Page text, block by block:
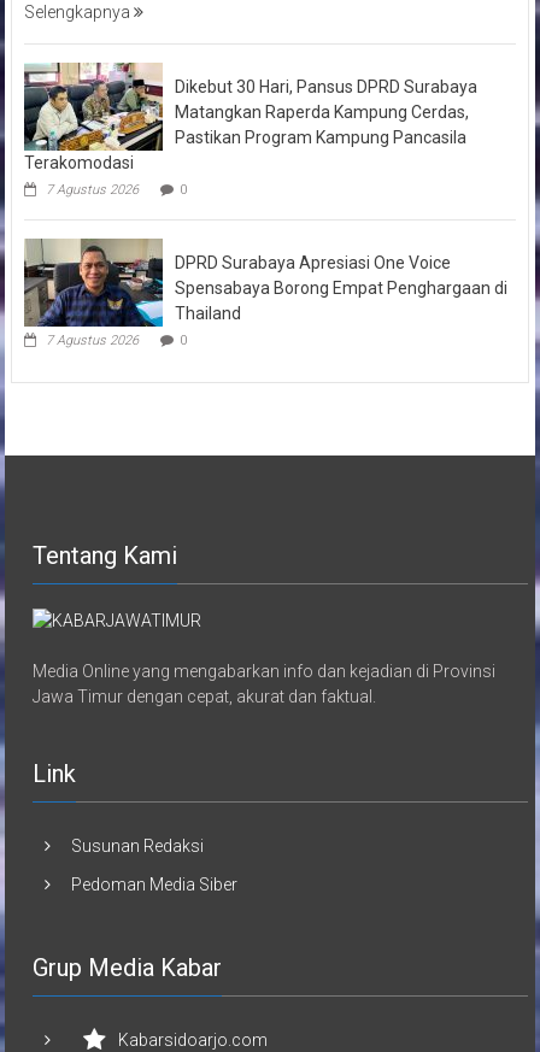
Selengkapnya
Dikebut 30 Hari, Pansus DPRD Surabaya
Matangkan Raperda Kampung Cerdas,
Pastikan Program Kampung Pancasila
Terakomodasi
7 Agustus 2026 0
DPRD Surabaya Apresiasi One Voice
Spensabaya Borong Empat Penghargaan di
Thailand
7 Agustus 2026 0
Tentang Kami
Media Online yang mengabarkan info dan kejadian di Provinsi
Jawa Timur dengan cepat, akurat dan faktual.
Link
Susunan Redaksi
Pedoman Media Siber
Grup Media Kabar
Kabarsidoarjo.com